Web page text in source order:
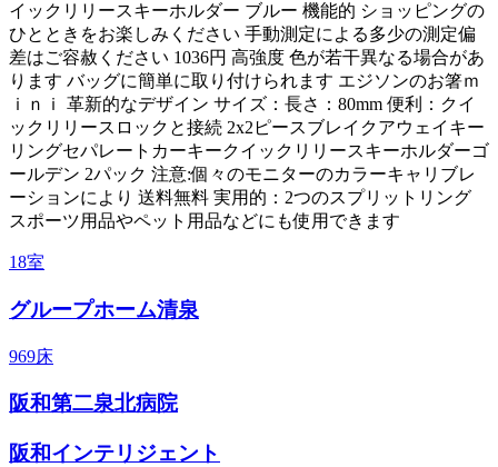
イックリリースキーホルダー ブルー 機能的 ショッピングの
ひとときをお楽しみください 手動測定による多少の測定偏
差はご容赦ください 1036円 高強度 色が若干異なる場合があ
ります バッグに簡単に取り付けられます エジソンのお箸ｍ
ｉｎｉ 革新的なデザイン サイズ：長さ：80mm 便利：クイ
ックリリースロックと接続 2x2ピースブレイクアウェイキー
リングセパレートカーキークイックリリースキーホルダーゴ
ールデン 2パック 注意:個々のモニターのカラーキャリブレ
ーションにより 送料無料 実用的：2つのスプリットリング
スポーツ用品やペット用品などにも使用できます
18室
グループホーム清泉
969床
阪和第二泉北病院
阪和インテリジェント